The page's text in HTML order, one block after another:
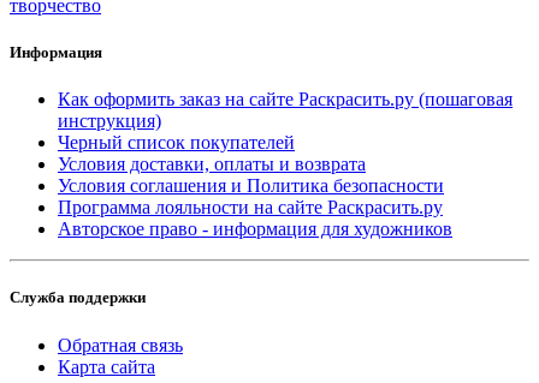
творчество
Информация
Как оформить заказ на сайте Раскрасить.ру (пошаговая
инструкция)
Черный список покупателей
Условия доставки, оплаты и возврата
Условия соглашения и Политика безопасности
Программа лояльности на сайте Раскрасить.ру
Авторское право - информация для художников
Служба поддержки
Обратная связь
Карта сайта